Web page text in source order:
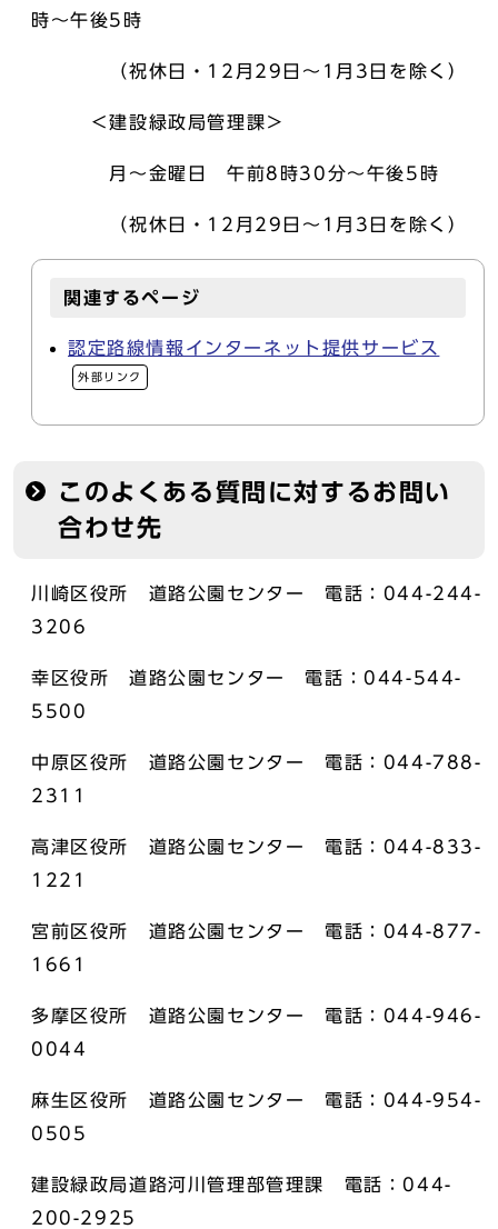
時～午後5時
（祝休日・12月29日～1月3日を除く）
＜建設緑政局管理課＞
月～金曜日 午前8時30分～午後5時
（祝休日・12月29日～1月3日を除く）
関連するページ
認定路線情報インターネット提供サービス
外部リンク
このよくある質問に対するお問い
合わせ先
川崎区役所 道路公園センター 電話：044-244-
3206
幸区役所 道路公園センター 電話：044-544-
5500
中原区役所 道路公園センター 電話：044-788-
2311
高津区役所 道路公園センター 電話：044-833-
1221
宮前区役所 道路公園センター 電話：044-877-
1661
多摩区役所 道路公園センター 電話：044-946-
0044
麻生区役所 道路公園センター 電話：044-954-
0505
建設緑政局道路河川管理部管理課 電話：044-
200-2925